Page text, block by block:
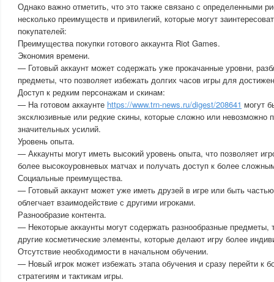
Однако важно отметить, что это также связано с определенными
несколько преимуществ и привилегий, которые могут
покупателей:
Преимущества покупки готового аккаунта Riot Games.
Экономия времени.
— Готовый аккаунт может содержать уже прокачанные уровни,
предметы, что позволяет избежать долгих часов игры для
Доступ к редким персонажам и скинам:
— На готовом аккаунте https://www.trn-news.ru/digest/208641 могут
эксклюзивные или редкие скины, которые сложно или невозможно
значительных усилий.
Уровень опыта.
— Аккаунты могут иметь высокий уровень опыта, что позволяет
более высокоуровневых матчах и получать доступ к более
Социальные преимущества.
— Готовый аккаунт может уже иметь друзей в игре или быть частью
облегчает взаимодействие с другими игроками.
Разнообразие контента.
— Некоторые аккаунты могут содержать разнообразные предметы,
другие косметические элементы, которые делают игру более
Отсутствие необходимости в начальном обучении.
— Новый игрок может избежать этапа обучения и сразу перейти к
стратегиям и тактикам игры.